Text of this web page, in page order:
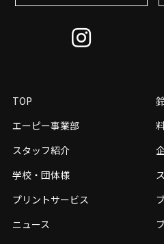
TOP
エーピー事業部
スタッフ紹介
学校・団体様
プリントサービス
ニュース